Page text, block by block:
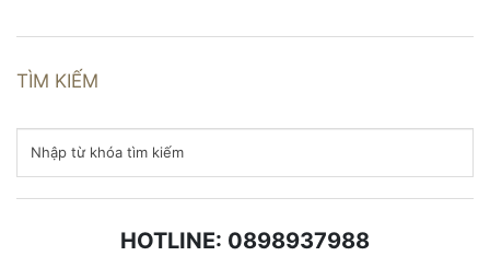
TÌM KIẾM
HOTLINE: 0898937988